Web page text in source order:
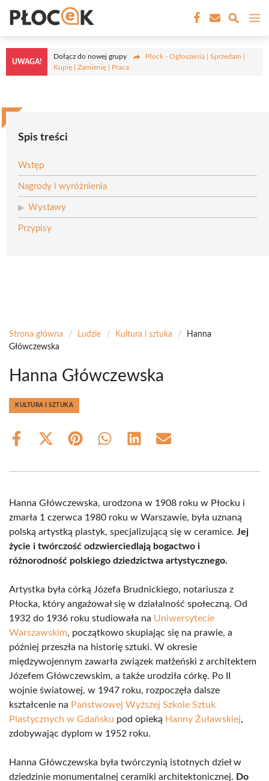
treści
UWAGA!
Dołącz do nowej grupy
Płock - Ogłoszenia | Sprzedam |
Kupię | Zamienię | Praca
Spis treści
Wstęp
Nagrody i wyróżnienia
Wystawy
Przypisy
Strona główna / Ludzie / Kultura i sztuka /
Hanna
Główczewska
Hanna Główczewska
KULTURA I SZTUKA
Share
Share
(Twitter)
Share Share Share Share
Hanna Główczewska, urodzona w 1908 roku w Płocku i
zmarła 1 czerwca 1980 roku w Warszawie, była uznaną
polską artystką plastyk, specjalizującą się w ceramice. Jej
życie i twórczość odzwierciedlają bogactwo i
różnorodność polskiego dziedzictwa artystycznego.
Artystka była córką Józefa Brudnickiego, notariusza z
Płocka, który angażował się w działalność społeczną. Od
1932 do 1936 roku studiowała na Uniwersytecie
Warszawskim, początkowo skupiając się na prawie, a
później przeszła na historię sztuki. W okresie
międzywojennym zawarła związek małżeński z architektem
Józefem Główczewskim, a także urodziła córkę. Po II
wojnie światowej, w 1947 roku, rozpoczęła dalsze
kształcenie na Państwowej Wyższej Szkole Sztuk
Plastycznych w Gdańsku pod opieką Hanny Żuławskiej,
zdobywając dyplom w 1952 roku.
Hanna Główczewska była twórczynią istotnych dzieł w
dziedzinie monumentalnej ceramiki architektonicznej. Do